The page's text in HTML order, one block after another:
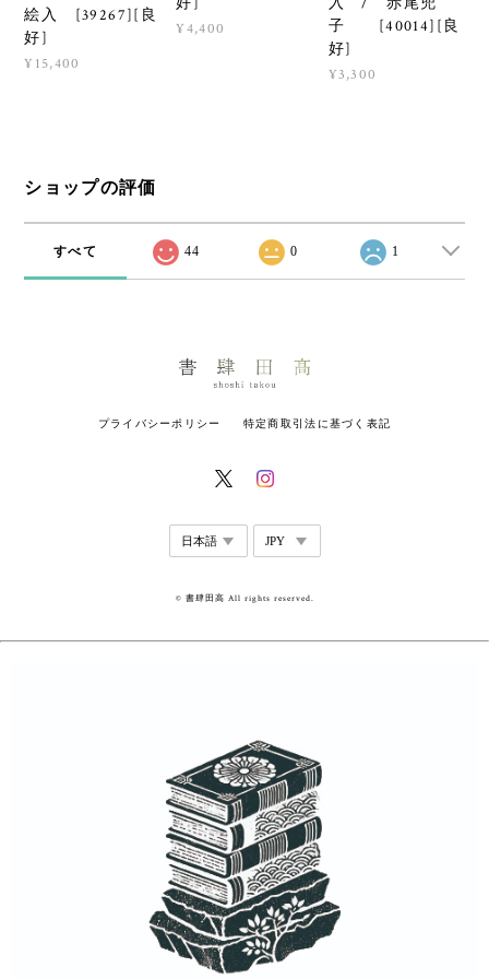
絵入 [39267][良
好]
¥15,400
¥4,400
子 [40014][良
好]
¥3,300
ショップの評価
すべて 44 0 1
プライバシーポリシー 特定商取引法に基づく表記
© 書肆田高 All rights reserved.